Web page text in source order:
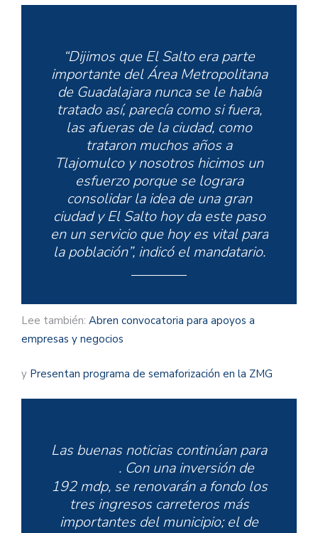
“Dijimos que El Salto era parte
importante del Área Metropolitana
de Guadalajara nunca se le había
tratado así, parecía como si fuera,
las afueras de la ciudad, como
trataron muchos años a
Tlajomulco y nosotros hicimos un
esfuerzo porque se lograra
consolidar la idea de una gran
ciudad y El Salto hoy da este paso
en un servicio que hoy es vital para
la población”, indicó el mandatario.
Lee también: Abren convocatoria para apoyos a
empresas y negocios
y Presentan programa de semaforización en la ZMG
Las buenas noticias continúan para
. Con una inversión de
192 mdp, se renovarán a fondo los
tres ingresos carreteros más
importantes del municipio; el de